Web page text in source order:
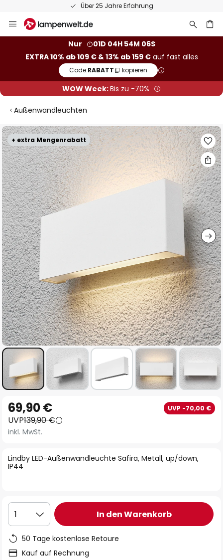
Über 25 Jahre Erfahrung
Inhalt
Nur
01D 04H 54M 06S
EXTRA 10% ab 109 € & 13% ab 159 €auf fast alles
Code:RABATT kopieren
WOW Week:Bis zu -70%
Außenwandleuchten
+ extra Mengenrabatt
Zum
Ende
der
Bildgalerie
springen
Anfang
der
Bildgalerie
Lindby LED-Außenwandleuchte Safira, Metall, up/down,
IP44
69,90 € UVP -70,00 €
UVP139,90 €
inkl. MwSt.
1 In den Warenkorb
50 Tage kostenlose Retoure
Kauf auf Rechnung